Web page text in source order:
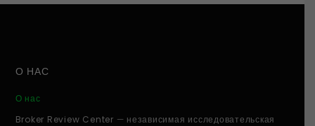
О НАС
О нас
Broker Review Center — независимая исследовательская